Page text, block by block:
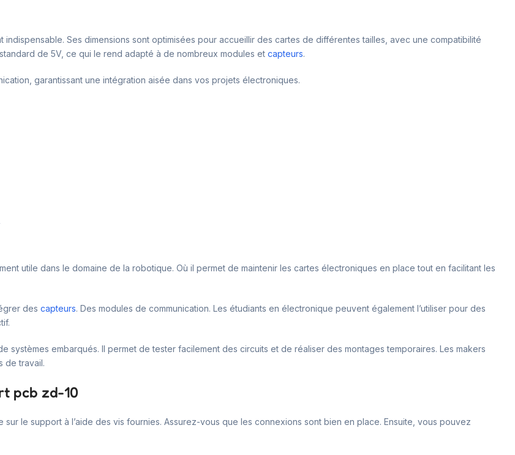
Ses dimensions sont optimisées pour accueillir des cartes de différentes tailles, avec une compatibilité
de 5V, ce qui le rend adapté à de nombreux modules et capteurs.
garantissant une intégration aisée dans vos projets électroniques.
utile dans le domaine de la robotique. Où il permet de maintenir les cartes électroniques en place tout en facilitant les
des capteurs. Des modules de communication. Les étudiants en électronique peuvent également l’utiliser pour des
embarqués. Il permet de tester facilement des circuits et de réaliser des montages temporaires. Les makers
de travail.
pcb zd-10
le support à l’aide des vis fournies. Assurez-vous que les connexions sont bien en place. Ensuite, vous pouvez